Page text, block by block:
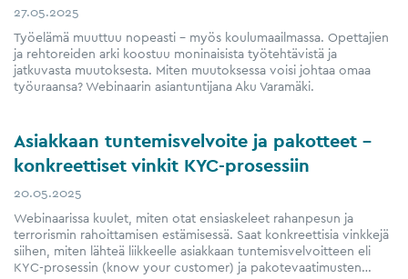
27.05.2025
Työelämä muuttuu nopeasti – myös koulumaailmassa. Opettajien
ja rehtoreiden arki koostuu moninaisista työtehtävistä ja
jatkuvasta muutoksesta. Miten muutoksessa voisi johtaa omaa
työuraansa? Webinaarin asiantuntijana Aku Varamäki.
Asiakkaan tuntemisvelvoite ja pakotteet –
konkreettiset vinkit KYC-prosessiin
20.05.2025
Webinaarissa kuulet, miten otat ensiaskeleet rahanpesun ja
terrorismin rahoittamisen estämisessä. Saat konkreettisia vinkkejä
siihen, miten lähteä liikkeelle asiakkaan tuntemisvelvoitteen eli
KYC-prosessin (know your customer) ja pakotevaatimusten…